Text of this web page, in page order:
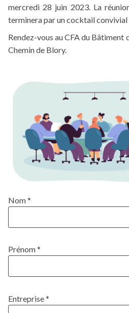
mercredi 28 juin 2023. La
terminera par un cocktail convivial
Rendez-vous au CFA du
Chemin de Blory.
Nom *
Prénom *
Entreprise *